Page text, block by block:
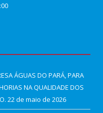
ÁGUAS DO PARÁ, PARA
NA QUALIDADE DOS
22 de maio de 2026